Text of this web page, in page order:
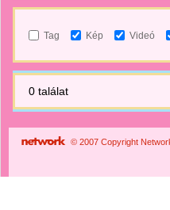
Tag Kép Videó
0 találat
© 2007 Copyright